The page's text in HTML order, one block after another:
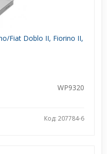
Fiat Doblo II, Fiorino II,
WP9320
Код: 207784-6